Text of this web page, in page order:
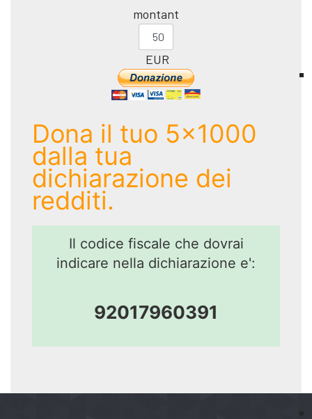
montant
EUR
Dona il tuo 5x1000
dalla tua
dichiarazione dei
redditi.
Il codice fiscale che dovrai
indicare nella dichiarazione e':
92017960391